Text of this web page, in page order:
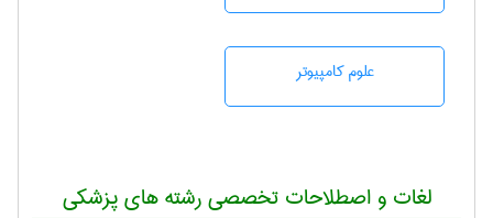
علوم کامپیوتر
لغات و اصطلاحات تخصصی رشته های پزشکی